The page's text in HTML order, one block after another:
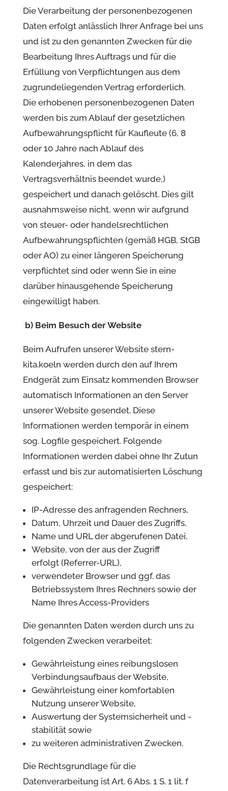
Die Verarbeitung der personenbezogenen
Daten erfolgt anlässlich Ihrer Anfrage bei uns
und ist zu den genannten Zwecken für die
Bearbeitung Ihres Auftrags und für die
Erfüllung von Verpflichtungen aus dem
zugrundeliegenden Vertrag erforderlich.
Die erhobenen personenbezogenen Daten
werden bis zum Ablauf der gesetzlichen
Aufbewahrungspflicht für Kaufleute (6, 8
oder 10 Jahre nach Ablauf des
Kalenderjahres, in dem das
Vertragsverhältnis beendet wurde,)
gespeichert und danach gelöscht. Dies gilt
ausnahmsweise nicht, wenn wir aufgrund
von steuer- oder handelsrechtlichen
Aufbewahrungspflichten (gemäß HGB, StGB
oder AO) zu einer längeren Speicherung
verpflichtet sind oder wenn Sie in eine
darüber hinausgehende Speicherung
eingewilligt haben.
b) Beim Besuch der Website
Beim Aufrufen unserer Website stern-
kita.koeln werden durch den auf Ihrem
Endgerät zum Einsatz kommenden Browser
automatisch Informationen an den Server
unserer Website gesendet. Diese
Informationen werden temporär in einem
sog. Logfile gespeichert. Folgende
Informationen werden dabei ohne Ihr Zutun
erfasst und bis zur automatisierten Löschung
gespeichert:
IP-Adresse des anfragenden Rechners,
Datum, Uhrzeit und Dauer des Zugriffs,
Name und URL der abgerufenen Datei,
Website, von der aus der Zugriff
erfolgt (Referrer-URL),
verwendeter Browser und ggf. das
Betriebssystem Ihres Rechners sowie der
Name Ihres Access-Providers
Die genannten Daten werden durch uns zu
folgenden Zwecken verarbeitet:
Gewährleistung eines reibungslosen
Verbindungsaufbaus der Website,
Gewährleistung einer komfortablen
Nutzung unserer Website,
Auswertung der Systemsicherheit und -
stabilität sowie
zu weiteren administrativen Zwecken.
Die Rechtsgrundlage für die
Datenverarbeitung ist Art. 6 Abs. 1 S. 1 lit. f